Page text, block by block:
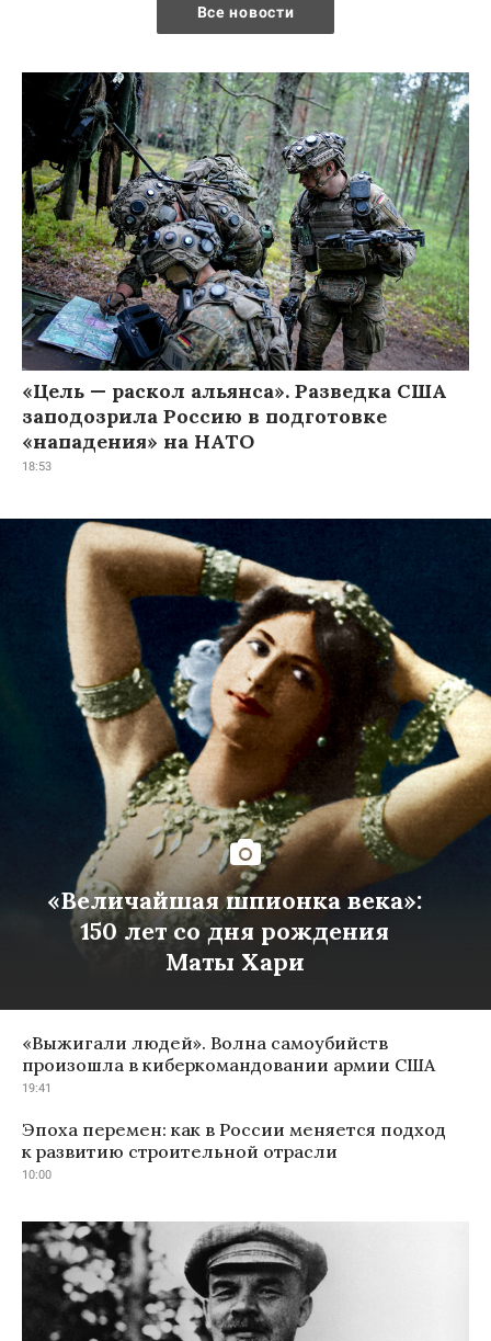
Все новости
«Цель — раскол альянса». Разведка США
заподозрила Россию в подготовке
«нападения» на НАТО
18:53
«Величайшая шпионка века»:
150 лет со дня рождения
Маты Хари
«Выжигали людей». Волна самоубийств
произошла в киберкомандовании армии США
19:41
Эпоха перемен: как в России меняется подход
к развитию строительной отрасли
10:00